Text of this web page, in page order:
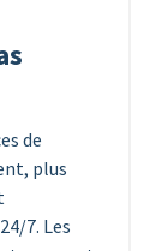
de
plus
7. Les